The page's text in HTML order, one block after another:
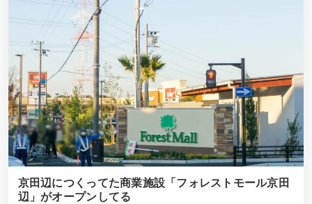
京田辺につくってた商業施設「フォレストモール京田
辺」がオープンしてる